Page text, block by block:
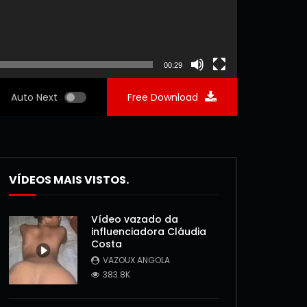
00:29
Auto Next Free Download
VÍDEOS MAIS VISTOS.
Vídeo vazado da
influenciadora Cláudia
Costa
VAZOUX ANGOLA
383.8K